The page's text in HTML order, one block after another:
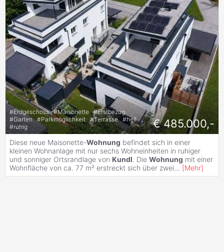
#Erdgeschoss #Maisonette #Erstbezug
#Garten #Parkmöglichkeit #Terrasse #hell
#ruhig € 485.000,-
Diese neue Maisonette-Wohnung befindet sich in einer
kleinen Wohnanlage mit nur sechs Wohneinheiten in ruhiger
und sonniger Ortsrandlage von Kundl. Die Wohnung mit einer
Wohnfläche von ca. 77 m² erstreckt sich über zwei... [Mehr]